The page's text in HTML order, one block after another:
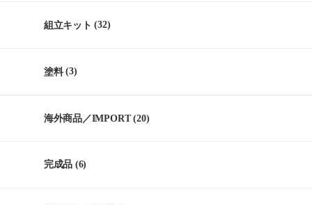
組立キット (32)
塗料(3)
海外商品／IMPORT(20)
完成品 (6)